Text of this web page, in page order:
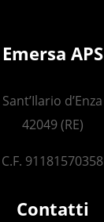
Emersa APS
Sant’Ilario d’Enza
42049 (RE)
C.F. 91181570358
Contatti